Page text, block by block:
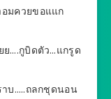
มควยขอแแก
ย….กูบิดตัว…แกรูด
าบ…..ถลกชุดนอน